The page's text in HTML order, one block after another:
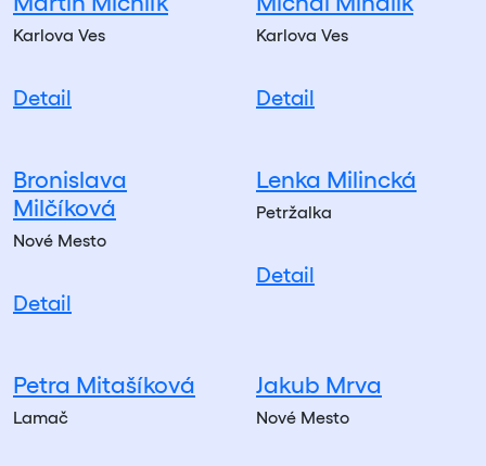
Karlova Ves
Detail
Karlova Ves
Detail
Bronislava
Milčíková
Nové Mesto
Detail
Lenka Milincká
Petržalka
Detail
Petra Mitašíková
Lamač
Jakub Mrva
Nové Mesto